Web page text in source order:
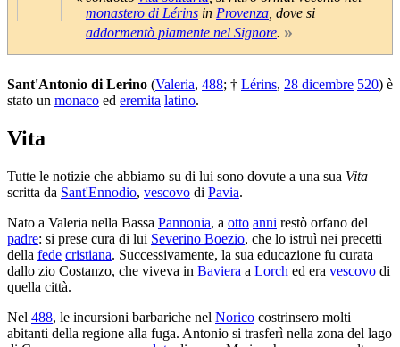
monastero di Lérins in Provenza , dove si
addormentò piamente nel Signore. »
Sant'Antonio di Lerino (Valeria, 488; † Lérins, 28 dicembre 520) è
stato un monaco ed eremita latino.
Vita
Tutte le notizie che abbiamo su di lui sono dovute a una sua Vita
scritta da Sant'Ennodio, vescovo di Pavia.
Nato a Valeria nella Bassa Pannonia, a otto anni restò orfano del
padre: si prese cura di lui Severino Boezio, che lo istruì nei precetti
della fede cristiana. Successivamente, la sua educazione fu curata
dallo zio Costanzo, che viveva in Baviera a Lorch ed era vescovo di
quella città.
Nel 488, le incursioni barbariche nel Norico costrinsero molti
abitanti della regione alla fuga. Antonio si trasferì nella zona del lago